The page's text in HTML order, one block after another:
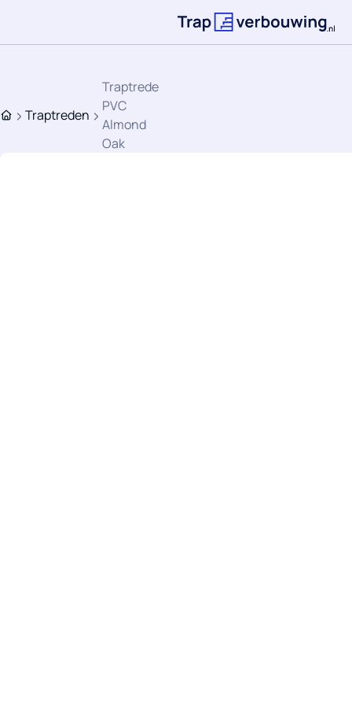
Terug naar de
HomeTraptreden
Traptrede
PVC
Almond
Oak